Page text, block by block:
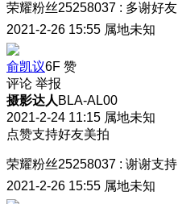
荣耀粉丝25258037 : 多谢好友
2021-2-26 15:55 属地未知
俞凯议6F 赞
评论 举报
摄影达人 BLA-AL00
2021-2-24 11:15 属地未知
点赞支持好友美拍
荣耀粉丝25258037 : 谢谢支持
2021-2-26 15:55 属地未知